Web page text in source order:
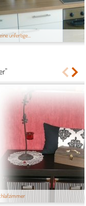
unfertige...